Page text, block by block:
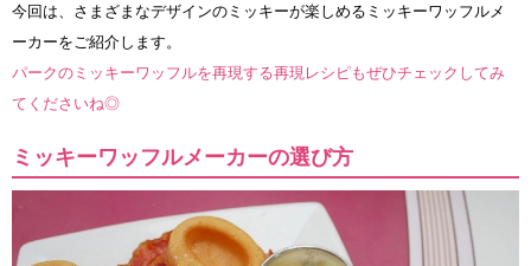
今回は、さまざまなデザインのミッキーが楽しめるミッキーワッフルメ
ーカーをご紹介します。
パークのミッキーワッフルを再現する再現レシピもぜひチェックしてみ
てくださいね◎
ミッキーワッフルメーカーの選び方